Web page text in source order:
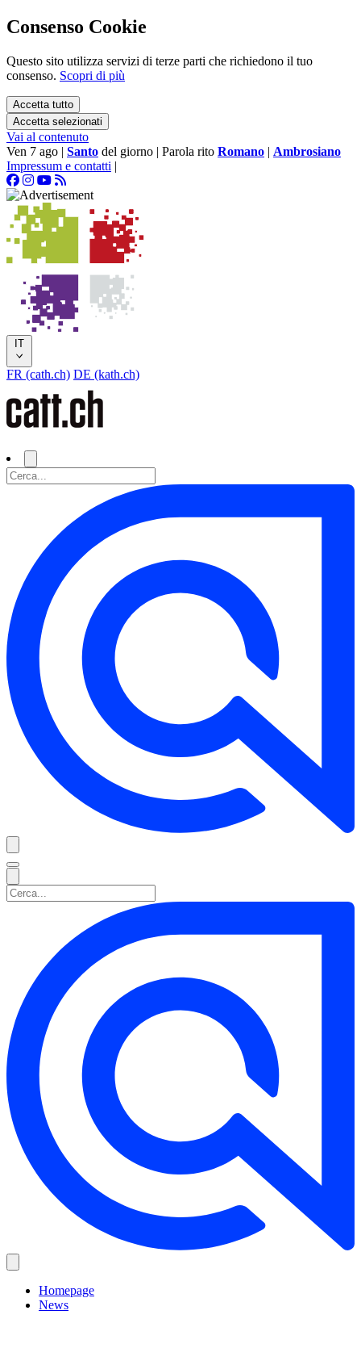
Consenso Cookie
Questo sito utilizza servizi di terze parti che richiedono il tuo
consenso. Scopri di più
Accetta tutto
Accetta selezionati
Vai al contenuto
Ven 7 ago | Santo del giorno | Parola rito Romano | Ambrosiano
Impressum e contatti |
IT
FR (cath.ch) DE (kath.ch)
Homepage
News